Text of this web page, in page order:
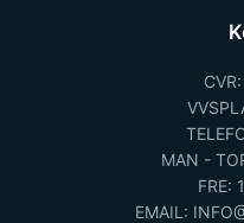
MAN -
FRE:
EMAIL: